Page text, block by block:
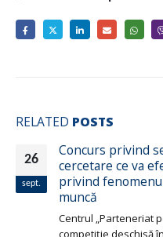
RELATED POSTS
26
sept.
Concurs privind
cercetare ce va
privind
muncă
Centrul „Parteneriat
competiție deschisă